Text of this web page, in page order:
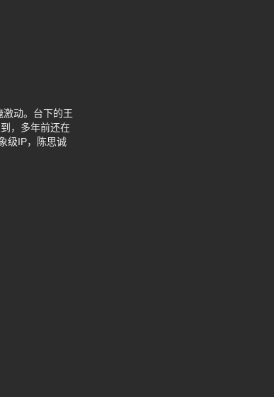
动。台下的王
，多年前还在
级IP，陈思诚